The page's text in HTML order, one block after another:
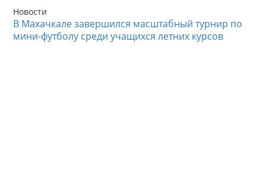
Новости
В Махачкале завершился масштабный турнир по
мини-футболу среди учащихся летних курсов